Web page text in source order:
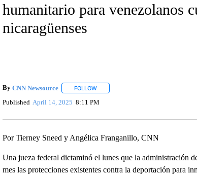
humanitario para venezolanos
nicaragüenses
By CNN Newsource FOLLOWFOLLOW "" TO RECEIVE
Published April 14, 2025 8:11 PM
Por Tierney Sneed y Angélica Franganillo, CNN
Una jueza federal dictaminó el lunes que la administración
mes las protecciones existentes contra la deportación para